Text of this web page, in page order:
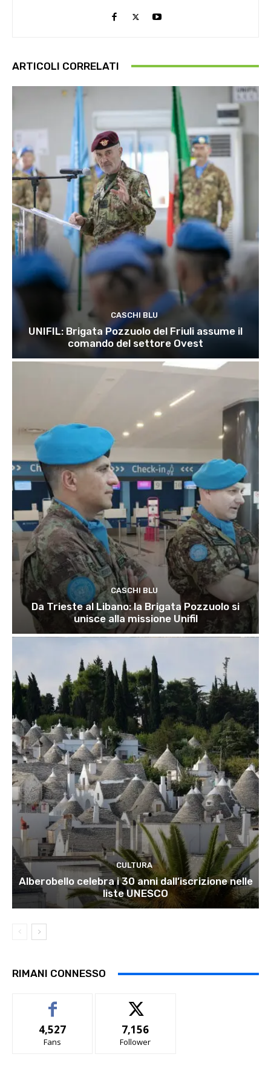
ARTICOLI CORRELATI
CASCHI BLU
UNIFIL: Brigata Pozzuolo del Friuli assume il
comando del settore Ovest
CASCHI BLU
Da Trieste al Libano: la Brigata Pozzuolo si
unisce alla missione Unifil
CULTURA
Alberobello celebra i 30 anni dall’iscrizione nelle
liste UNESCO
RIMANI CONNESSO
4,527
Fans
7,156
Follower